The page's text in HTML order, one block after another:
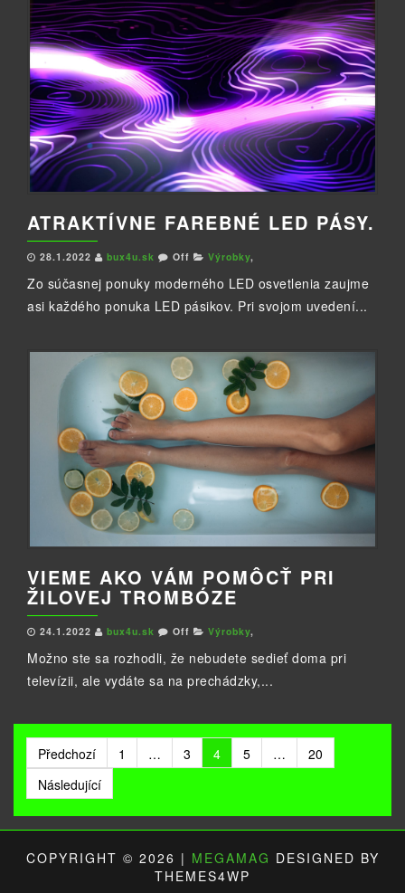
ATRAKTÍVNE FAREBNÉ LED PÁSY.
28.1.2022 bux4u.sk Off Výrobky,
Zo súčasnej ponuky moderného LED osvetlenia zaujme
asi každého ponuka LED pásikov. Pri svojom uvedení...
VIEME AKO VÁM POMÔCŤ PRI
ŽILOVEJ TROMBÓZE
24.1.2022 bux4u.sk Off Výrobky,
Možno ste sa rozhodli, že nebudete sedieť doma pri
televízii, ale vydáte sa na prechádzky,...
Stránkování
příspěvků
Předchozí 1 … 3 4 5 …
20
Následující
COPYRIGHT © 2026 | MEGAMAG DESIGNED BY
THEMES4WP